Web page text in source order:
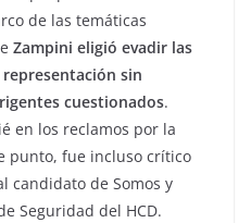
de las temáticas
Zampini eligió evadir las
sin
cuestionados.
en los reclamos por la
punto, fue incluso crítico
candidato de Somos y
Seguridad del HCD.